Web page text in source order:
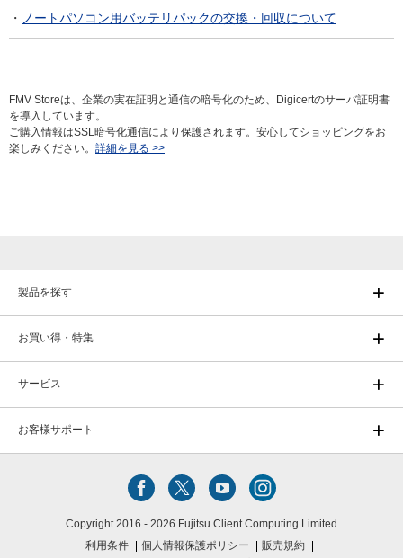
ノートパソコン用バッテリパックの交換・回収について
FMV Storeは、企業の実在証明と通信の暗号化のため、Digicertのサーバ証明書
を導入しています。
ご購入情報はSSL暗号化通信により保護されます。安心してショッピングをお
楽しみください。 詳細を見る >>
製品を探す
お買い得・特集
サービス
お客様サポート
Copyright 2016 - 2026 Fujitsu Client Computing Limited
利用条件
個人情報保護ポリシー 販売規約